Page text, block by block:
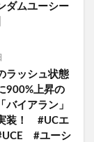
ダムユーシー
ラッシュ状態
900%上昇の
バイアラン」
装！ #UCエ
#ユーシ